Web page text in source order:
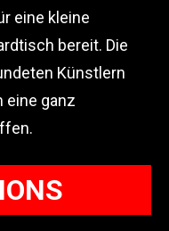
eine kleine
bereit. Die
Künstlern
eine ganz